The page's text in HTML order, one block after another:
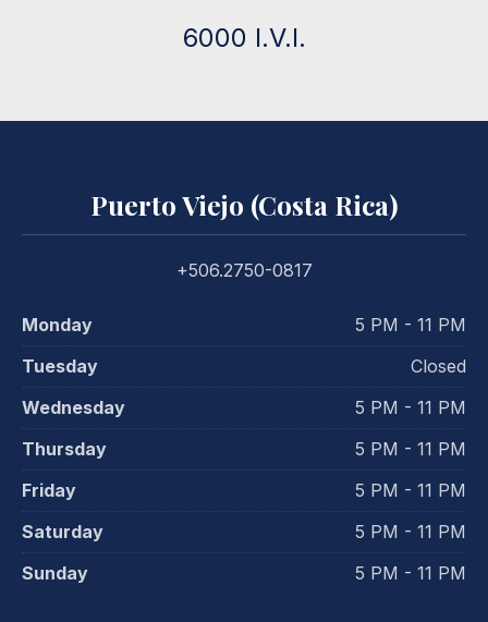
6000 I.V.I.
Puerto Viejo (Costa Rica)
+506.2750-0817
Monday
5 PM - 11 PM
Tuesday
Closed
Wednesday
5 PM - 11 PM
Thursday
5 PM - 11 PM
Friday
5 PM - 11 PM
Saturday
5 PM - 11 PM
Sunday
5 PM - 11 PM